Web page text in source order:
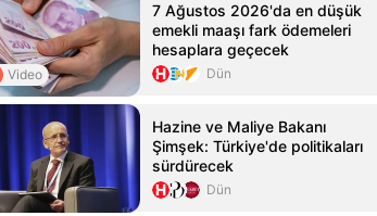
Video
7 Ağustos 2026'da en düşük
emekli maaşı fark ödemeleri
hesaplara geçecek
Dün
Hazine ve Maliye Bakanı
Şimşek: Türkiye'de politikaları
sürdürecek
Dün